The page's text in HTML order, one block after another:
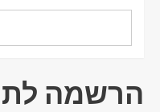
הרשמה